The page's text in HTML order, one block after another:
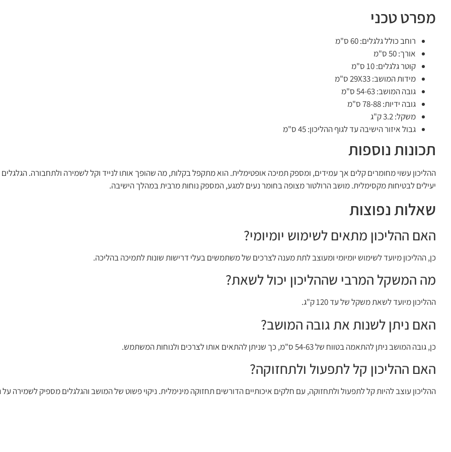
מפרט טכני
רוחב כולל גלגלים: 60 ס"מ
אורך: 50 ס"מ
קוטר גלגלים: 10 ס"מ
מידות המושב: 29X33 ס"מ
גובה המושב: 54-63 ס"מ
גובה ידיות: 78-88 ס"מ
משקל: 3.2 ק"ג
גבול איזור הישיבה עד לגוף ההליכון: 45 ס"מ
תכונות נוספות
ההליכון עשוי מחומרים קלים אך עמידים, ומספק תמיכה אופטימלית. הוא מתקפל בקלות, מה שהופך אותו לנייד וקל לשמירה ולתחבורה.
יעילים לבטיחות מקסימלית. מושב הרולטור מצופה בחומר נעים למגע, המספק נוחות מרבית במהלך הישיבה.
שאלות נפוצות
האם ההליכון מתאים לשימוש יומיומי?
כן, ההליכון מיועד לשימוש יומיומי ומעוצב לתת מענה לצרכים של משתמשים בעלי דרישות שונות לתמיכה בהליכה.
מה המשקל המרבי שההליכון יכול לשאת?
ההליכון מיועד לשאת משקל של עד 120 ק"ג.
האם ניתן לשנות את גובה המושב?
כן, גובה המושב ניתן להתאמה בטווח של 54-63 ס"מ, כך שניתן להתאים אותו לצרכים ולנוחות המשתמש.
האם ההליכון קל לתפעול ולתחזוקה?
ההליכון עוצב להיות קל לתפעול ולתחזוקה, עם חלקים איכותיים הדורשים תחזוקה מינימלית. ניקוי פשוט של המושב והגלגלים מספיק לשמירה על